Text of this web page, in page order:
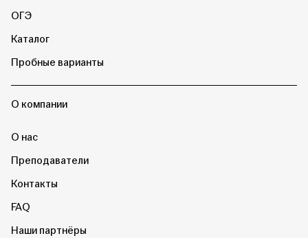
ОГЭ
Каталог
Пробные варианты
О компании
О нас
Преподаватели
Контакты
FAQ
Наши партнёры